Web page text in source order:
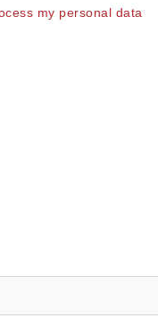
my personal data